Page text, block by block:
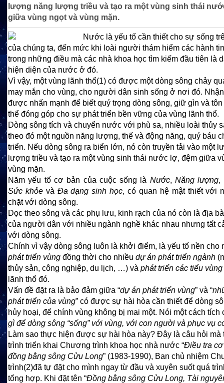
lượng năng lượng triều và tạo ra một vùng sinh thái
giữa vùng ngọt và vùng mặn.
Nước là yếu tố cần thiết cho sự sống
của chúng ta, đến mức khi loài người thám hiểm các hành
trong những điều mà các nhà khoa học tìm kiếm đầu tiên là
hiện diện của nước ở đó.
Vì vậy, một vùng lãnh thổ(1) có được một dòng sông chảy
may mắn cho vùng, cho người dân sinh sống ở nơi đó.
được nhấn mạnh để biết quý trọng dòng sông, giữ gìn và tôn
thể đóng góp cho sự phát triển bền vững của vùng lãnh thổ.
Dòng sông tích và chuyển nước với phù sa, nhiều loài thủy
theo đó một nguồn năng lượng, thế và động năng, qu‎ý báu
triển. Nếu dòng sông ra biển lớn, nó còn truyền tải vào một
lượng triều và tạo ra một vùng sinh thái nước lợ, đệm giữa
vùng mặn.
Năm yếu tố cơ bản của cuộc sống là Nước,Năng lượng,
Sức khỏevà Đa dạng sinh học, có quan hệ mật thiết với
chặt với dòng sông.
Dọc theo sông và các phụ lưu, kinh rạch của nó còn là địa
của người dân với nhiều ngành nghề khác nhau nhưng tất
với dòng sông.
Chính vì vậy dòng sông luôn là khởi điểm, là yếu tố nền cho
phát triển vùng đồng thời cho nhiều dự án phát triển ngành
thủy sản, công nghiệp, du lịch, …) và phát triển các tiểu vùng
lãnh thổ đó.
Vấn đề đặt ra là bảo đảm giữa “dự án phát triển vùng” và “
phát triển của vùng” có được sự hài hòa cần thiết để dòng
hủy hoại, để chính vùng không bị mai một. Nói một cách
gì để dòng sông “sống” với vùng, với con người và phục vụ
Làm sao thực hiện được sự hài hòa này? Đây là câu hỏi mà
trình triển khai Chương trình khoa học nhà nước “Điều tra
đồng bằng sông Cửu Long” (1983-1990), Ban chủ nhiệm
trình(2)đã tự đặt cho mình ngay từ đầu và xuyên suốt quá
tổng hợp. Khi đặt tên “Đồng bằng sông Cửu Long, Tài